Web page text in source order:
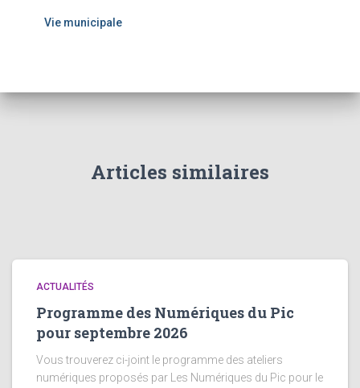
Vie municipale
Articles similaires
ACTUALITÉS
Programme des Numériques du Pic
pour septembre 2026
Vous trouverez ci-joint le programme des ateliers
numériques proposés par Les Numériques du Pic pour le